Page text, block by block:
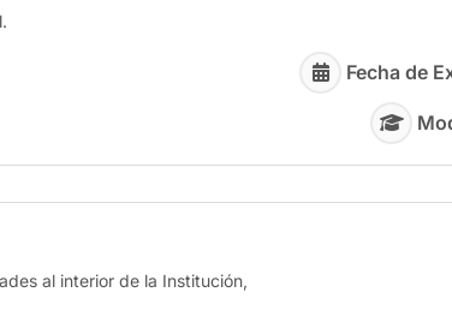
Fecha de
al interior de la Institución,